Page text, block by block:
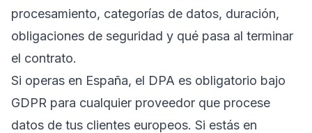
procesamiento, categorías de datos, duración,
obligaciones de seguridad y qué pasa al terminar
el contrato.
Si operas en España, el DPA es obligatorio bajo
GDPR para cualquier proveedor que procese
datos de tus clientes europeos. Si estás en